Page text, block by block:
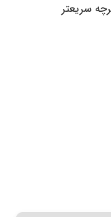
سریعتر